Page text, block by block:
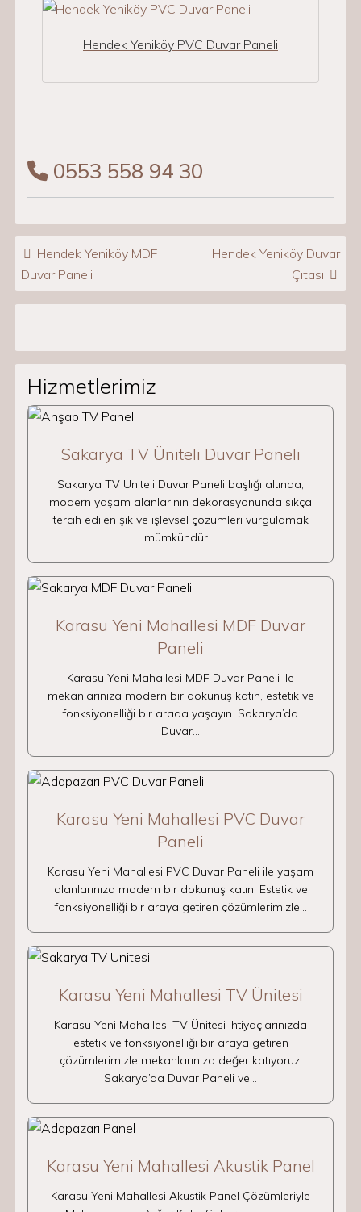
Hendek Yeniköy PVC Duvar Paneli
0553 558 94 30
Post navigation
Hendek Yeniköy MDF
Duvar Paneli
Hendek Yeniköy Duvar
Çıtası
Hizmetlerimiz
Sakarya TV Üniteli Duvar Paneli
Sakarya TV Üniteli Duvar Paneli başlığı altında,
modern yaşam alanlarının dekorasyonunda sıkça
tercih edilen şık ve işlevsel çözümleri vurgulamak
mümkündür.…
Karasu Yeni Mahallesi MDF Duvar
Paneli
Karasu Yeni Mahallesi MDF Duvar Paneli ile
mekanlarınıza modern bir dokunuş katın, estetik ve
fonksiyonelliği bir arada yaşayın. Sakarya’da
Duvar…
Karasu Yeni Mahallesi PVC Duvar
Paneli
Karasu Yeni Mahallesi PVC Duvar Paneli ile yaşam
alanlarınıza modern bir dokunuş katın. Estetik ve
fonksiyonelliği bir araya getiren çözümlerimizle…
Karasu Yeni Mahallesi TV Ünitesi
Karasu Yeni Mahallesi TV Ünitesi ihtiyaçlarınızda
estetik ve fonksiyonelliği bir araya getiren
çözümlerimizle mekanlarınıza değer katıyoruz.
Sakarya’da Duvar Paneli ve…
Karasu Yeni Mahallesi Akustik Panel
Karasu Yeni Mahallesi Akustik Panel Çözümleriyle